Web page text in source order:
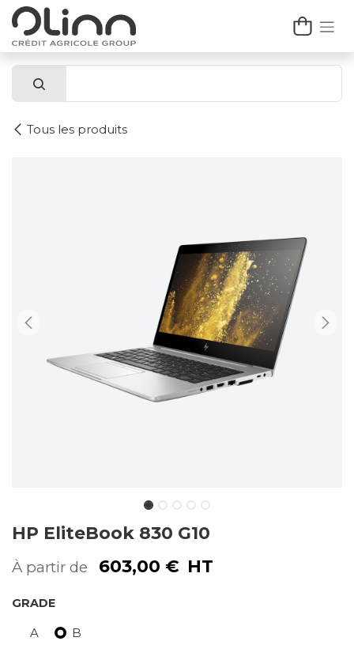
Se rendre au contenu
Tous les produits
HP EliteBook 830 G10
À partir de 603,00 € HT
GRADE
A B